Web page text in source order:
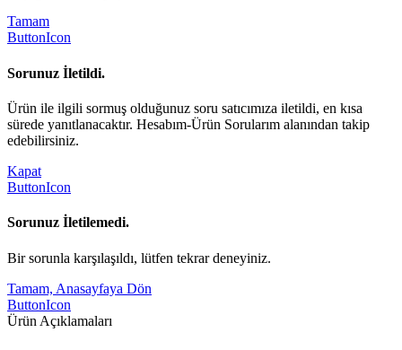
Tamam
ButtonIcon
Sorunuz İletildi.
Ürün ile ilgili sormuş olduğunuz soru satıcımıza iletildi, en kısa
sürede yanıtlanacaktır. Hesabım-Ürün Sorularım alanından takip
edebilirsiniz.
Kapat
ButtonIcon
Sorunuz İletilemedi.
Bir sorunla karşılaşıldı, lütfen tekrar deneyiniz.
Tamam, Anasayfaya Dön
ButtonIcon
Ürün Açıklamaları